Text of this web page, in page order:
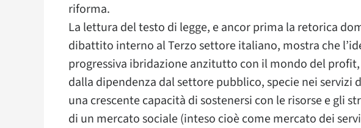
riforma.
La lettura del testo di legge, e ancor prima la retorica
dibattito interno al Terzo settore italiano, mostra che
progressiva ibridazione anzitutto con il mondo del
dalla dipendenza dal settore pubblico, specie nei servizi
una crescente capacità di sostenersi con le risorse e gli
di un mercato sociale (inteso cioè come mercato dei